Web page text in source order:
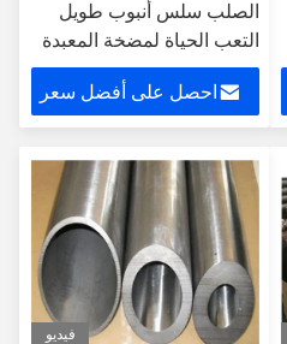
الصلب سلس أنبوب طويل
التعب الحياة لمضخة المعبدة
احصل على أفضل سعر
فيديو